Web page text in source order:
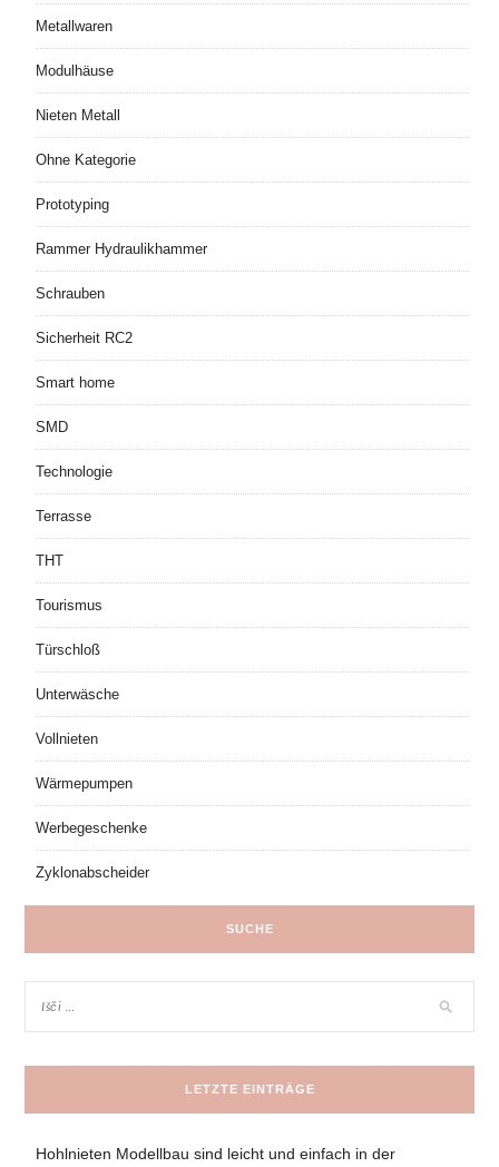
Metallwaren
Modulhäuse
Nieten Metall
Ohne Kategorie
Prototyping
Rammer Hydraulikhammer
Schrauben
Sicherheit RC2
Smart home
SMD
Technologie
Terrasse
THT
Tourismus
Türschloß
Unterwäsche
Vollnieten
Wärmepumpen
Werbegeschenke
Zyklonabscheider
SUCHE
LETZTE EINTRÄGE
Hohlnieten Modellbau sind leicht und einfach in der